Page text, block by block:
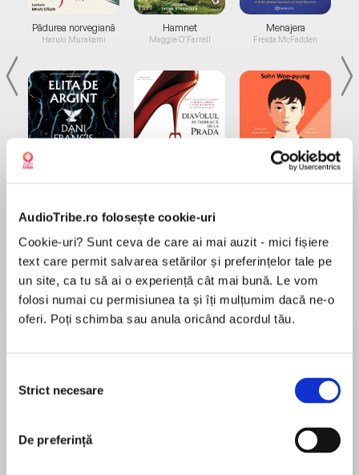
AudioTribe.ro folosește cookie-uri
Cookie-uri? Sunt ceva de care ai mai auzit - mici fișiere
text care permit salvarea setărilor și preferințelor tale pe
un site, ca tu să ai o experiență cât mai bună. Le vom
folosi numai cu permisiunea ta și îți mulțumim dacă ne-o
oferi. Poți schimba sau anula oricând acordul tău.
consimțământului
Strict necesare
De preferință
Pădurea norvegiană
Haruki Murakami
Hamnet
Maggie O'Farrell
Menajera
Freida McFadden
Migdală
Desprecarte
La 4 iulie 1918, un ofițer a preluat comanda
detașamentului care păzea Casa Ipatiev, din
fostul țar Nicolae, soția sa Alexandra și copiii lor,
mai târziu, aceștia s-au prăbușit sub o ploaie de
MAI MULT